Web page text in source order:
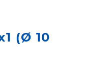
(Ø 10